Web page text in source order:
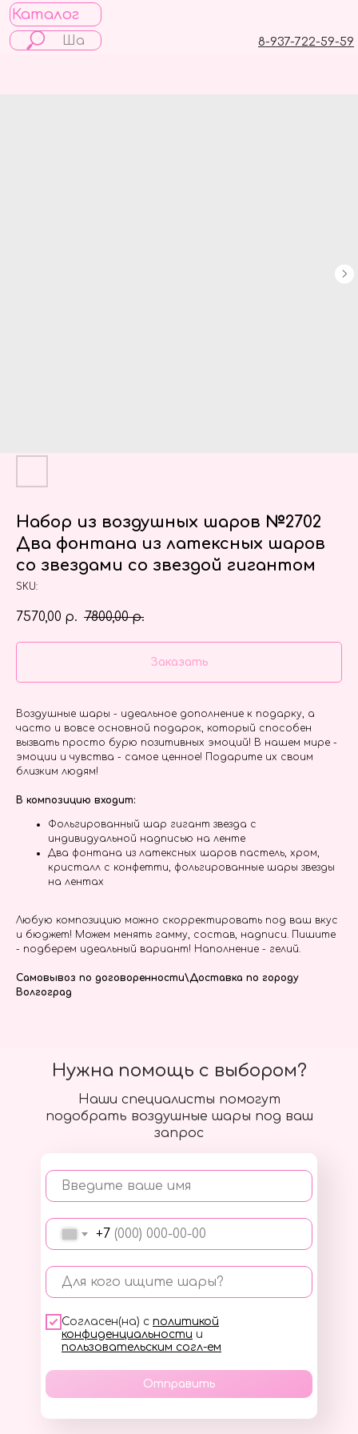
Каталог
8-937-722-59-59
Набор из воздушных шаров №2702
Два фонтана из латексных шаров
со звездами со звездой гигантом
SKU:
7570,00 р. 7800,00 р.
Заказать
Воздушные шары - идеальное дополнение к подарку, а
часто и вовсе основной подарок, который способен
вызвать просто бурю позитивных эмоций! В нашем мире -
эмоции и чувства - самое ценное! Подарите их своим
близким людям!
В композицию входит:
Фольгированный шар гигант звезда с
индивидуальной надписью на ленте
Два фонтана из латексных шаров пастель, хром,
кристалл с конфетти, фольгированные шары звезды
на лентах
Любую композицию можно скорректировать под ваш вкус
и бюджет! Можем менять гамму, состав, надписи. Пишите
- подберем идеальный вариант! Наполнение - гелий.
Самовывоз по договоренности\Доставка по городу
Волгоград
Наши специалисты помогут
подобрать воздушные шары под ваш
запрос
Введите ваше имя
+7
Для кого ищите шары?
Согласен(на) с политикой
конфиденциальности и
пользовательским согл-ем
Отправить
Нужна помощь с выбором?